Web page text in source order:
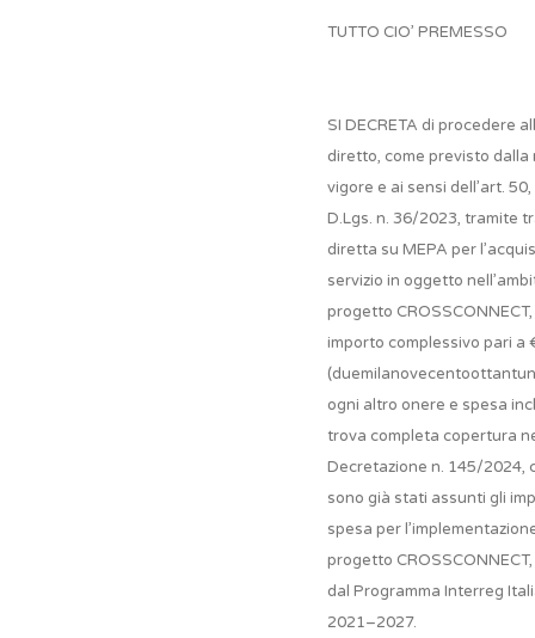
TUTTO CIO’ PREMESSO
SI DECRETA di procedere
diretto, come previsto dalla
vigore e ai sensi dell’art.
D.Lgs. n. 36/2023, tramite
diretta su MEPA per
servizio in oggetto
progetto
importo complessivo pari a
ogni altro onere e spesa
trova completa copertura
Decretazione n. 145/2024,
sono già stati assunti gli
spesa per
progetto
dal Programma Interreg
2021–2027.